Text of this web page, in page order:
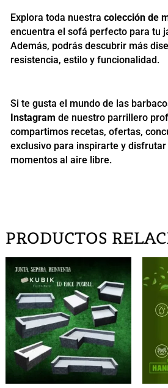
Explora toda nuestra colección de
encuentra el sofá perfecto para tu
Además, podrás descubrir más
resistencia, estilo y funcionalidad.
Si te gusta el mundo de las
Instagram de nuestro parrillero
compartimos recetas, ofertas,
exclusivo para inspirarte y
momentos al aire libre.
PRODUCTOS